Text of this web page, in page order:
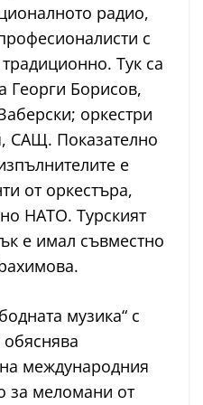
радио,
с
Тук са
Георги Борисов,
оркестри
САЩ. Показателно
е
от оркестъра,
НАТО. Турският
е имал съвместно
музика“ с
международния
за меломани от